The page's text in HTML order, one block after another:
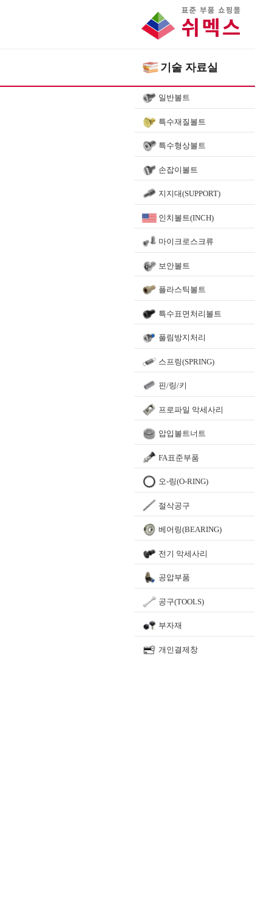
기술 자료실
일반볼트
특수재질볼트
특수형상볼트
손잡이볼트
지지대(SUPPORT)
인치볼트(INCH)
마이크로스크류
보안볼트
플라스틱볼트
특수표면처리볼트
풀림방지처리
스프링(SPRING)
핀/링/키
프로파일 악세사리
압입볼트너트
FA표준부품
오-링(O-RING)
절삭공구
베어링(BEARING)
전기 악세사리
공압부품
공구(TOOLS)
부자재
개인결제창